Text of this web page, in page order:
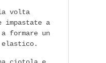
volta
impastate a
formare un
elastico.